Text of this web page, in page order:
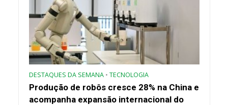
DESTAQUES DA SEMANA • TECNOLOGIA
Produção de robôs cresce 28% na China e
acompanha expansão internacional do